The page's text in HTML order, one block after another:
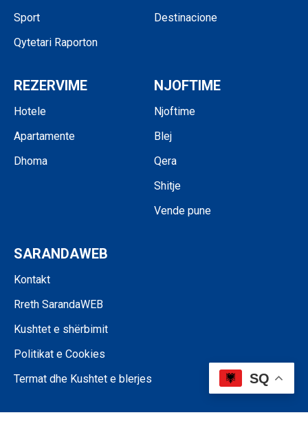
Sport
Qytetari Raporton
Destinacione
REZERVIME
Hotele
Apartamente
Dhoma
NJOFTIME
Njoftime
Blej
Qera
Shitje
Vende pune
SARANDAWEB
Kontakt
Rreth SarandaWEB
Kushtet e shërbimit
Politikat e Cookies
Termat dhe Kushtet e blerjes
SQ